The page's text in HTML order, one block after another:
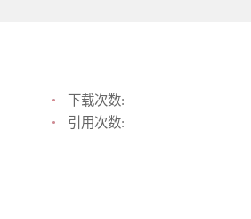
下载次数:
引用次数: